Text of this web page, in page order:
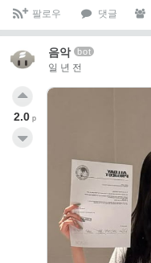
팔로우 댓글
음악 bot
일 년 전
2.0 p